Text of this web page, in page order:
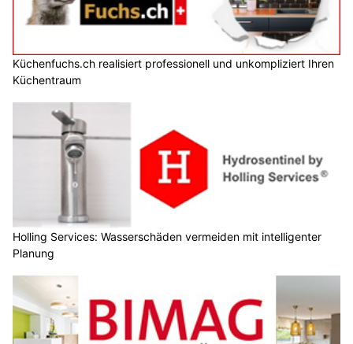
Küchenfuchs.ch realisiert professionell und unkompliziert Ihren
Küchentraum
Holling Services: Wasserschäden vermeiden mit intelligenter
Planung